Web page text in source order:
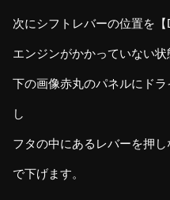
次にシフトレバーの位置を
エンジンがかかっていない
下の画像赤丸のパネルにド
し
フタの中にあるレバーを押
で下げます。